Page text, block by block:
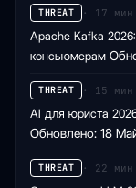
THREAT · 17 мин
Apache Kafka
консьюмерам
THREAT · 15 мин
AI для юриста
Обновлено: 18
THREAT · 22 мин